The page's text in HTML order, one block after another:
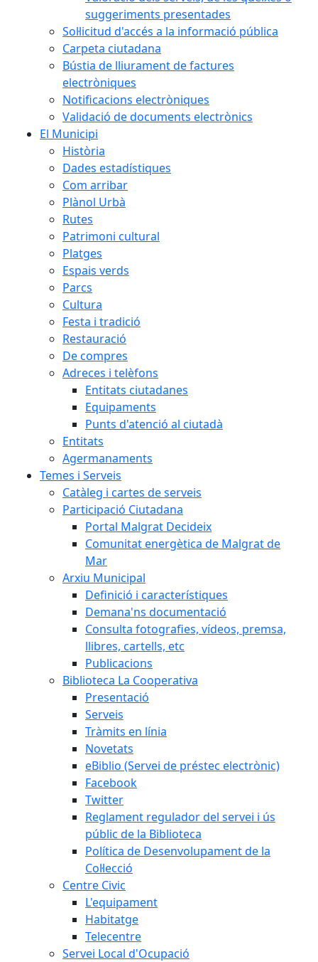
suggeriments presentades
Sol·licitud d'accés a la informació pública
Carpeta ciutadana
Bústia de lliurament de factures
electròniques
Notificacions electròniques
Validació de documents electrònics
El Municipi
Història
Dades estadístiques
Com arribar
Plànol Urbà
Rutes
Patrimoni cultural
Platges
Espais verds
Parcs
Cultura
Festa i tradició
Restauració
De compres
Adreces i telèfons
Entitats ciutadanes
Equipaments
Punts d'atenció al ciutadà
Entitats
Agermanaments
Temes i Serveis
Catàleg i cartes de serveis
Participació Ciutadana
Portal Malgrat Decideix
Comunitat energètica de Malgrat de
Mar
Arxiu Municipal
Definició i característiques
Demana'ns documentació
Consulta fotografies, vídeos, premsa,
llibres, cartells, etc
Publicacions
Biblioteca La Cooperativa
Presentació
Serveis
Tràmits en línia
Novetats
eBiblio (Servei de préstec electrònic)
Facebook
Twitter
Reglament regulador del servei i ús
públic de la Biblioteca
Política de Desenvolupament de la
Col·lecció
Centre Civic
L'equipament
Habitatge
Telecentre
Servei Local d'Ocupació